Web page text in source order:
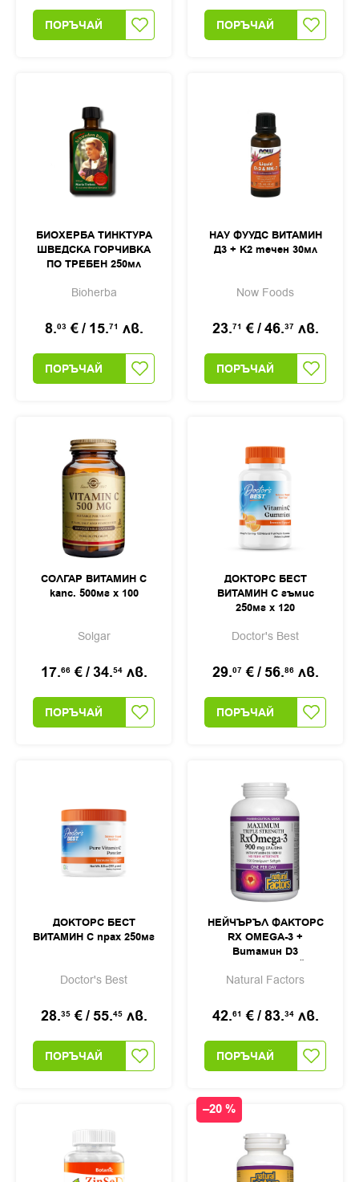
ПОРЪЧАЙ ПОРЪЧАЙ
БИОХЕРБА ТИНКТУРА
ШВЕДСКА ГОРЧИВКА
ПО ТРЕБЕН 250мл
Bioherba
8.03 €/ 15.71 лв.
ПОРЪЧАЙ
НАУ ФУУДС ВИТАМИН
Д3 + К2 течен 30мл
Now Foods
23.71 €/46.37 лв.
ПОРЪЧАЙ
СОЛГАР ВИТАМИН С
капс. 500мг х 100
Solgar
17.66 €/34.54 лв.
ПОРЪЧАЙ
ДОКТОРС БЕСТ
ВИТАМИН С гъмис
250мг х 120
Doctor's Best
29.07 €/ 56.86 лв.
ПОРЪЧАЙ
ДОКТОРС БЕСТ
ВИТАМИН С прах 250мг
Doctor's Best
28.35 €/ 55.45 лв.
ПОРЪЧАЙ
НЕЙЧЪРЪЛ ФАКТОРС
RX OMEGA-3 +
Витамин D3
СИЛА софтгел капс.
Natural Factors
42.61 €/83.34 лв.
ПОРЪЧАЙ
–20 %